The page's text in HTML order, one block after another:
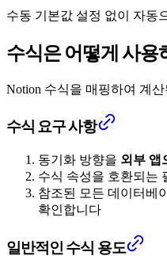
수동 기본값 설정 없이 자동
수식은 어떻게 사용
Notion 수식을 매핑하여 계
수식 요구 사항
동기화 방향을 외부 앱
수식 속성을 호환되는
참조된 모든 데이터베
확인합니다
일반적인 수식 용도